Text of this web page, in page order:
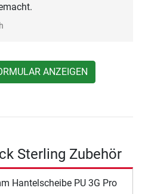
ANZEIGEN
Sterling Zubehör
Hantelscheibe PU 3G Pro